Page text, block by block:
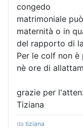
congedo
matrimoniale
maternità o in
del rapporto di
Per le colf non
nè ore di
grazie per
Tiziana
da tiziana